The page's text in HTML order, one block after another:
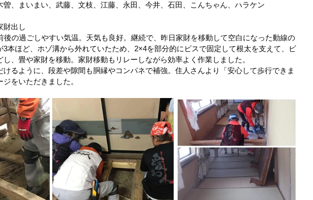
令和5年台風2号（沼津市） 令和5年石川県能登半島地震
水区） 令和4年8月豪雨(新潟県村上市） 令和4年福島県沖地震（桑折町）
豪雨 令和2年7月豪雨
曽、まいまい、武藤、文枝、江藤、永田、今井、石田、こんちゃん、ハラケン
財出し
後の過ごしやすい気温。天気も良好。継続で、昨日家財を移動して空白になった動線の
3本ほど、ホゾ溝から外れていたため、2×4を部分的にビスで固定して根太を支えて、ビ
し、畳や家財を移動。家財移動もリレーしながら効率よく作業しました。
けるように、段差や隙間も胴縁やコンパネで補強。住人さんより「安心して歩行できま
をいただきました。